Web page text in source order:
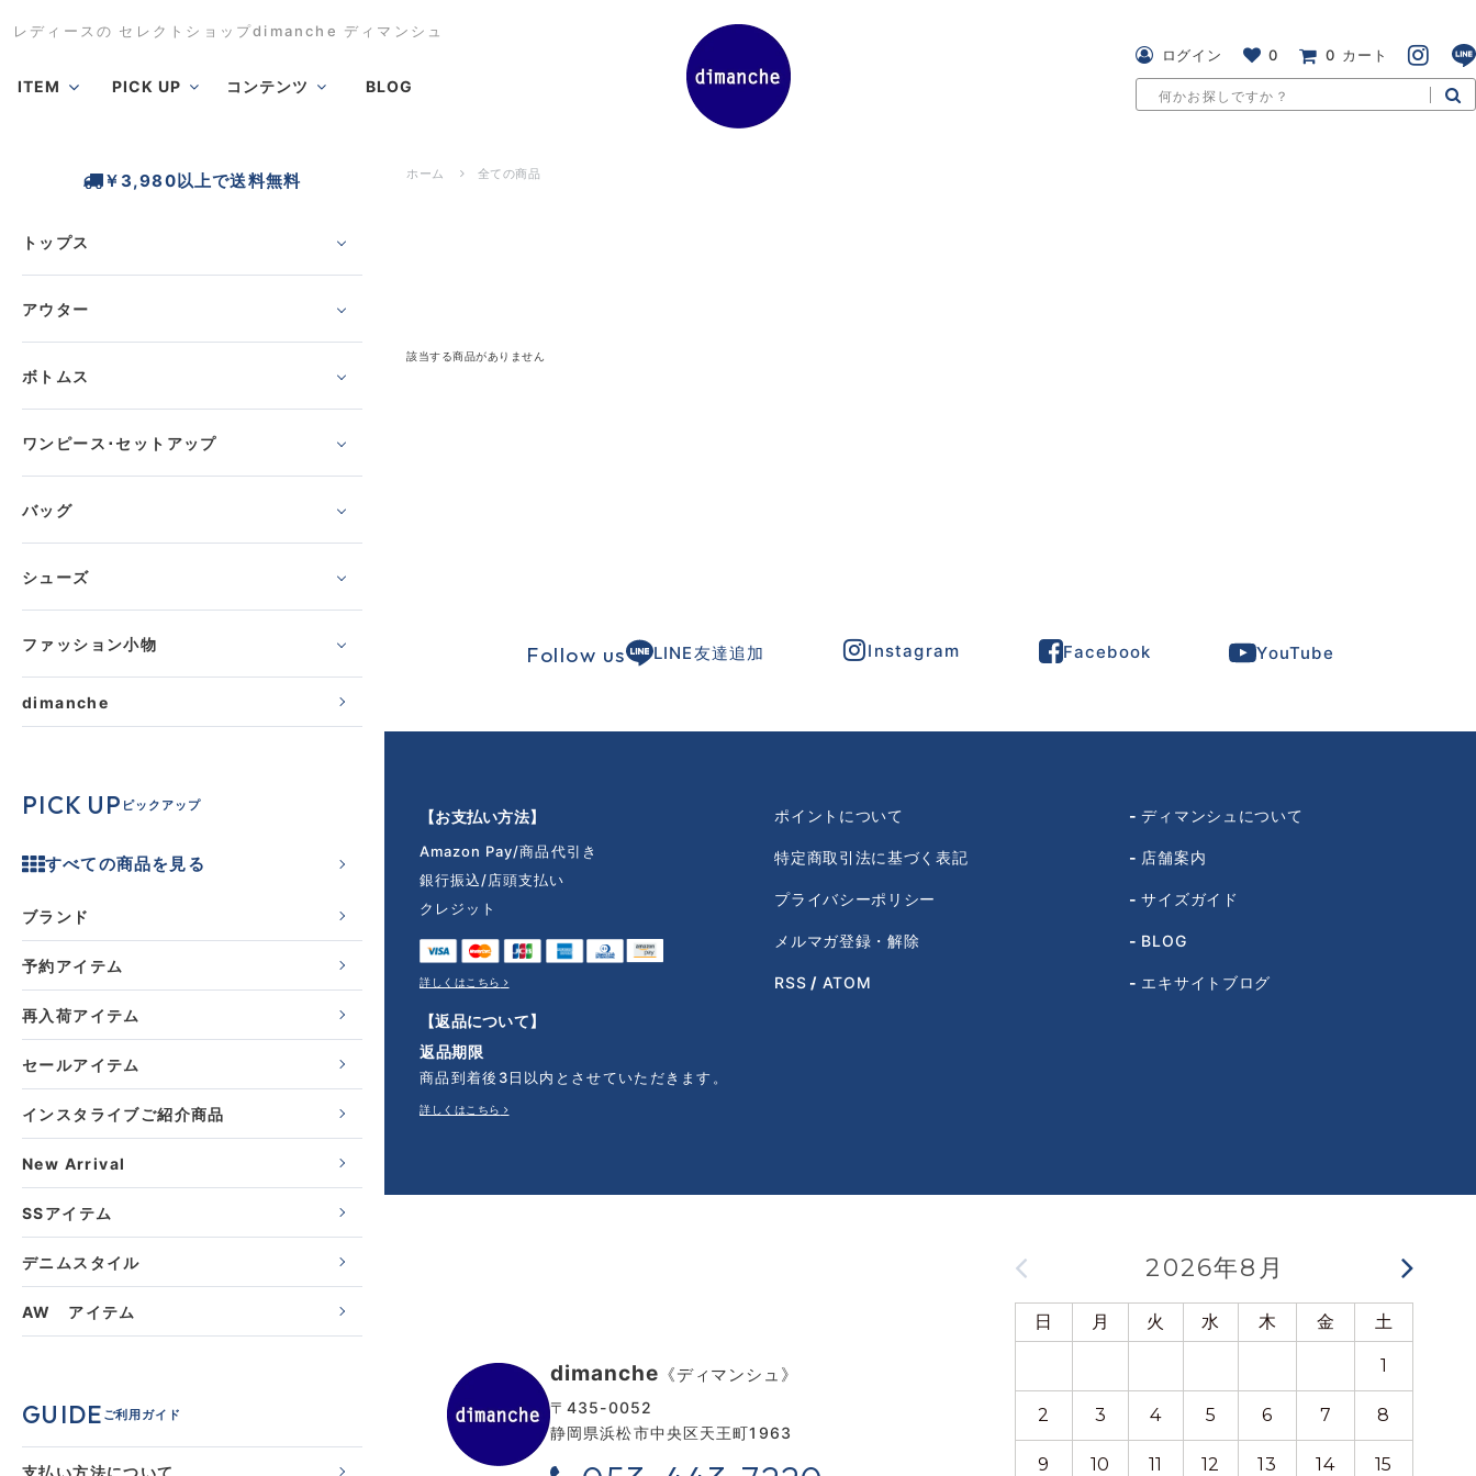
レディースの セレクトショップdimanche ディマンシュ
ITEM PICK UP コンテンツ BLOG
ログイン 0 0 カート
￥3,980以上で送料無料
トップス
アウター
ボトムス
ワンピース･セットアップ
バッグ
シューズ
ファッション小物
dimanche
PICK UP ピックアップ
すべての商品を見る
ブランド
予約アイテム
再入荷アイテム
セールアイテム
インスタライブご紹介商品
New Arrival
SSアイテム
デニムスタイル
AW アイテム
GUIDE ご利用ガイド
支払い方法について
ホーム 全ての商品
該当する商品がありません
Follow us LINE友達追加 Instagram Facebook YouTube
【お支払い方法】
Amazon Pay 商品代引き
銀行振込
店頭支払い
クレジット
詳しくはこちら
【返品について】
返品期限
商品到着後3日以内とさせていただきます。
詳しくはこちら
ポイントについて
特定商取引法に基づく表記
プライバシーポリシー
メルマガ登録・解除
RSS / ATOM
ディマンシュについて
店舗案内
サイズガイド
BLOG
エキサイトブログ
dimanche 《ディマンシュ》
〒435-0052
静岡県浜松市中央区天王町1963
2026年8月
日 月 火 水 木 金 土
1
2 3 4 5 6 7 8
9 10 11 12 13 14 15